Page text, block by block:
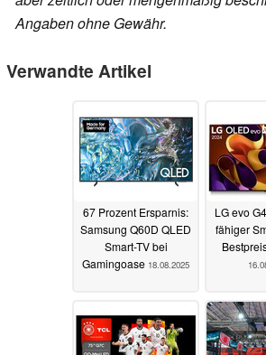
Angaben ohne Gewähr.
Verwandte Artikel
67 Prozent Ersparnis:
Samsung Q60D QLED
Smart-TV bei
Gamingoase 18.08.2025
LG evo
fähiger